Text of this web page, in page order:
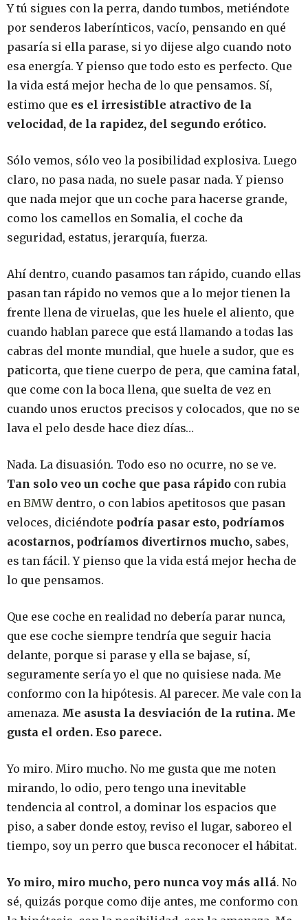
Y tú sigues con la perra, dando tumbos, metiéndote
por senderos laberínticos, vacío, pensando en qué
pasaría si ella parase, si yo dijese algo cuando noto
esa energía. Y pienso que todo esto es perfecto. Que
la vida está mejor hecha de lo que pensamos. Sí,
estimo que es el irresistible atractivo de la
velocidad, de la rapidez, del segundo erótico.
Sólo vemos, sólo veo la posibilidad explosiva. Luego
claro, no pasa nada, no suele pasar nada. Y pienso
que nada mejor que un coche para hacerse grande,
como los camellos en Somalia, el coche da
seguridad, estatus, jerarquía, fuerza.
Ahí dentro, cuando pasamos tan rápido, cuando ellas
pasan tan rápido no vemos que a lo mejor tienen la
frente llena de viruelas, que les huele el aliento, que
cuando hablan parece que está llamando a todas las
cabras del monte mundial, que huele a sudor, que es
paticorta, que tiene cuerpo de pera, que camina fatal,
que come con la boca llena, que suelta de vez en
cuando unos eructos precisos y colocados, que no se
lava el pelo desde hace diez días…
Nada. La disuasión. Todo eso no ocurre, no se ve.
Tan solo veo un coche que pasa rápido con rubia
en BMWdentro, o con labios apetitosos que pasan
veloces, diciéndote podría pasar esto, podríamos
acostarnos, podríamos divertirnos mucho, sabes,
es tan fácil. Y pienso que la vida está mejor hecha de
lo que pensamos.
Que ese coche en realidad no debería parar nunca,
que ese coche siempre tendría que seguir hacia
delante, porque si parase y ella se bajase, sí,
seguramente sería yo el que no quisiese nada. Me
conformo con la hipótesis. Al parecer. Me vale con la
amenaza. Me asusta la desviación de la rutina. Me
gusta el orden. Eso parece.
Yo miro. Miro mucho. No me gusta que me noten
mirando, lo odio, pero tengo una inevitable
tendencia al control, a dominar los espacios que
piso, a saber donde estoy, reviso el lugar, saboreo el
tiempo, soy un perro que busca reconocer el hábitat.
Yo miro, miro mucho, pero nunca voy más allá. No
sé, quizás porque como dije antes, me conformo con